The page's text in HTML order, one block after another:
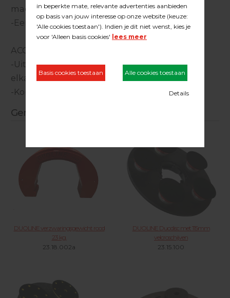
machine,
-Eenvoudig afneembaar & verwisselbaar,
ACCESSOIRES:
-Uit te breiden met meerdere gewichten op
elkaar,
-Koppelset voor tweede verzwaringsgewicht.
Gerelateerde producten
DUOLINE verzwaringsgewicht rood
23 kg.
23.18.002a
DUOLINE Duodisc met 115mm
velcroschijven
23.15.100